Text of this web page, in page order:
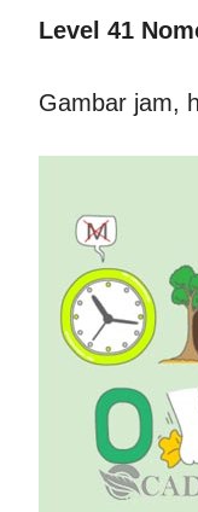
Level 41
Gambar jam,